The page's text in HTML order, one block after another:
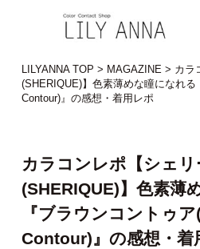
LILYANNA TOP > MAGAZINE> カラ
(SHERIQUE)】色素薄めな瞳になれ
Contour)』の感想・着用レポ
カラコンレポ【シェリ
(SHERIQUE)】色素薄
『ブラウンコントゥ
Contour)』の感想・着